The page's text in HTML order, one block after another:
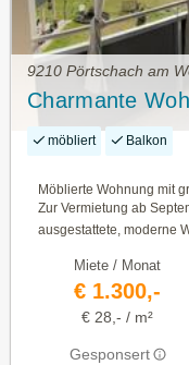
9210 Pörtschach am
Charmante
möbliert Balkon
Möblierte Wohnung mit
Zur Vermietung ab
ausgestattete, moderne
Miete / Monat
€ 1.300,-
€ 28,- / m²
Gesponsert